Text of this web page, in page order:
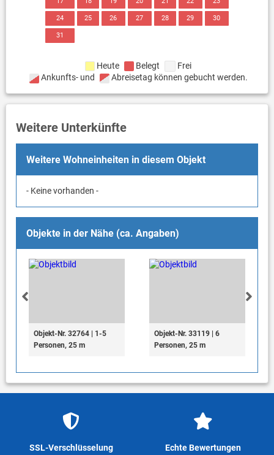
24 25 26 27 28 29 30
31
Heute Belegt
Frei
Ankunfts- und
Abreisetag können gebucht werden.
Weitere Unterkünfte
Weitere Wohneinheiten in diesem Objekt
- Keine vorhanden -
Objekte in der Nähe (ca. Angaben)
Objekt-Nr. 32764 | 1-5
Personen, 25 m
Objekt-Nr. 33119 | 6
Personen, 25 m
SSL-Verschlüsselung
Echte Bewertungen